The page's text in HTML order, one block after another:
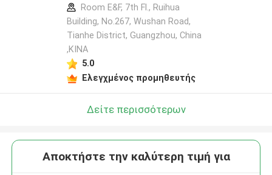
Room E&F, 7th Fl., Ruihua
Building, No.267, Wushan Road,
Tianhe District, Guangzhou, China
,ΚΙΝΑ
5.0
Ελεγχμένος προμηθευτής
Δείτε περισσότερων
Αποκτήστε την καλύτερη τιμή για